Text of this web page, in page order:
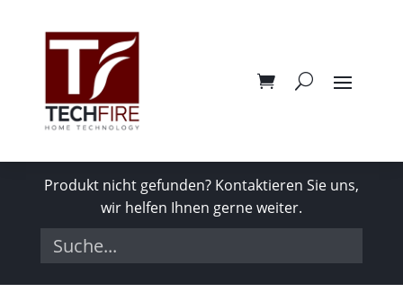
Produkt nicht gefunden? Kontaktieren Sie uns,
wir helfen Ihnen gerne weiter.